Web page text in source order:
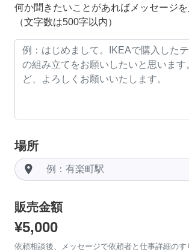
何か聞きたいことがあればメッセージ
（文字数は500字以内）
場所
room
販売金額
¥5,000
依頼相談後、メッセージで依頼者と仕事詳細のす